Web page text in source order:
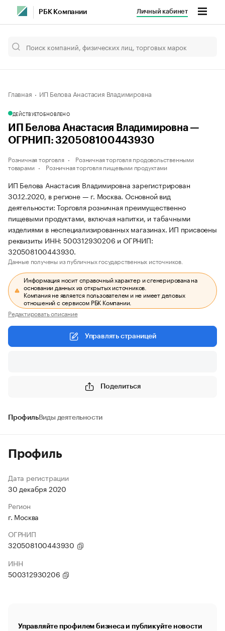
РБК Компании Личный кабинет
Главная ИП Белова Анастасия Владимировна
ДЕЙСТВУЕТОБНОВЛЕНО
ИП Белова Анастасия Владимировна —
ОГРНИП: 320508100443930
Розничная торговля
Розничная торговля продовольственными
товарами
Розничная торговля пищевыми продуктами
ИП Белова Анастасия Владимировна зарегистрирован
30.12.2020, в регионе — г. Москва. Основной вид
деятельности: Торговля розничная преимущественно
пищевыми продуктами, включая напитки, и табачными
изделиями в неспециализированных магазинах. ИП присвоены
реквизиты ИНН: 500312930206 и ОГРНИП:
320508100443930.
Данные получены из публичных государственных источников.
Информация носит справочный характер и сгенерирована на
основании данных из открытых источников.
Компания не является пользователем и не имеет деловых
отношений с сервисом РБК Компании.
Редактировать описание
Управлять страницей
Поделиться
ПрофильВиды деятельности
Профиль
Дата регистрации
30 декабря 2020
Регион
г. Москва
ОГРНИП
320508100443930
ИНН
500312930206
Управляйте профилем бизнеса и публикуйте новости